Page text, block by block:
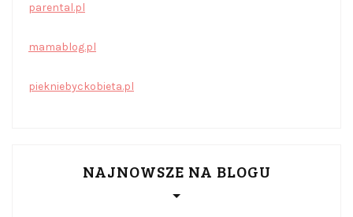
parental.pl
mamablog.pl
piekniebyckobieta.pl
NAJNOWSZE NA BLOGU